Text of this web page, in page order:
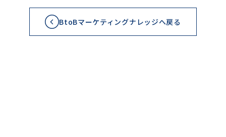
BtoBマーケティングナレッジへ戻る